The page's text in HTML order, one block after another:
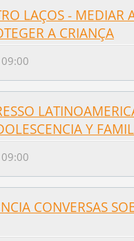
LAÇOS - MEDIAR
A CRIANÇA
Y
CONVERSAS